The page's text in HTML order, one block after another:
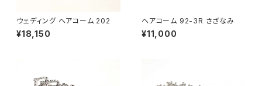
ウェディング ヘアコーム 202
¥18,150
ヘアコーム 92-3R さざなみ
¥11,000